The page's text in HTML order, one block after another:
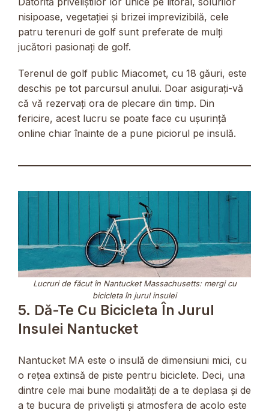
nisipoase, vegetației și brizei imprevizibilă, cele
patru terenuri de golf sunt preferate de mulți
jucători pasionați de golf.
Terenul de golf public Miacomet, cu 18 găuri, este
deschis pe tot parcursul anului. Doar asigurați-vă
că vă rezervați ora de plecare din timp. Din
fericire, acest lucru se poate face cu ușurință
online chiar înainte de a pune piciorul pe insulă.
Lucruri de făcut în Nantucket Massachusetts: mergi cu
bicicleta în jurul insulei
5. Dă-Te Cu Bicicleta În Jurul
Insulei Nantucket
Nantucket MA este o insulă de dimensiuni mici, cu
o rețea extinsă de piste pentru biciclete. Deci, una
dintre cele mai bune modalități de a te deplasa și de
a te bucura de priveliști și atmosfera de acolo este